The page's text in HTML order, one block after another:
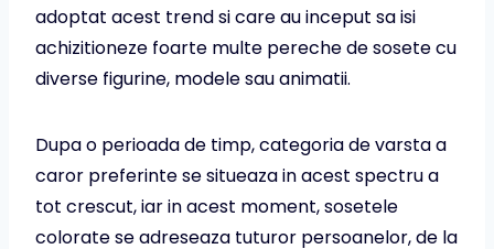
adoptat acest trend si care au inceput sa isi
achizitioneze foarte multe pereche de sosete cu
diverse figurine, modele sau animatii.
Dupa o perioada de timp, categoria de varsta a
caror preferinte se situeaza in acest spectru a
tot crescut, iar in acest moment, sosetele
colorate se adreseaza tuturor persoanelor, de la